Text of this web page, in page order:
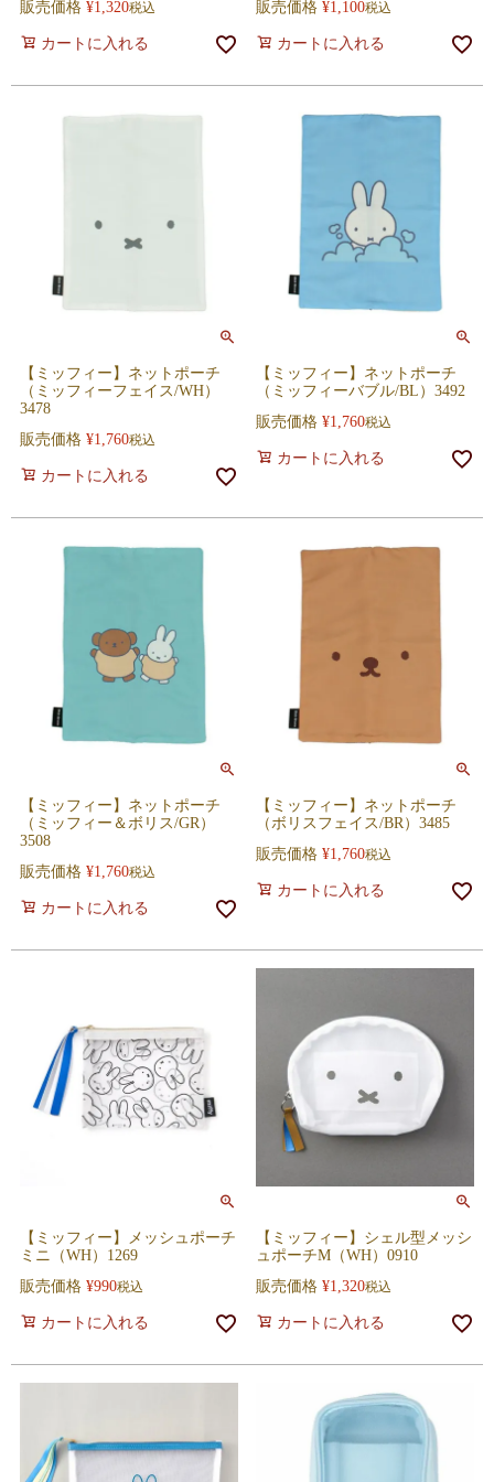
販売価格 ¥1,320税込
カートに入れる
販売価格 ¥1,100税込
カートに入れる
【ミッフィー】ネットポーチ
（ミッフィーフェイス/WH）
3478
販売価格 ¥1,760税込
カートに入れる
【ミッフィー】ネットポーチ
（ミッフィーバブル/BL）3492
販売価格 ¥1,760税込
カートに入れる
【ミッフィー】ネットポーチ
（ミッフィー＆ボリス/GR）
3508
販売価格 ¥1,760税込
カートに入れる
【ミッフィー】ネットポーチ
（ボリスフェイス/BR）3485
販売価格 ¥1,760税込
カートに入れる
【ミッフィー】メッシュポーチ
ミニ（WH）1269
販売価格 ¥990税込
カートに入れる
【ミッフィー】シェル型メッシ
ュポーチM（WH）0910
販売価格 ¥1,320税込
カートに入れる